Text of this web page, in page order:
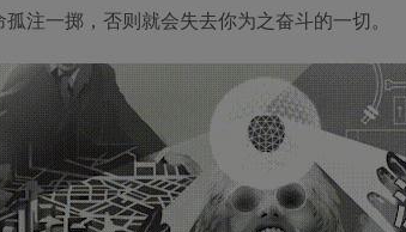
注一掷，否则就会失去你为之奋斗的一切。